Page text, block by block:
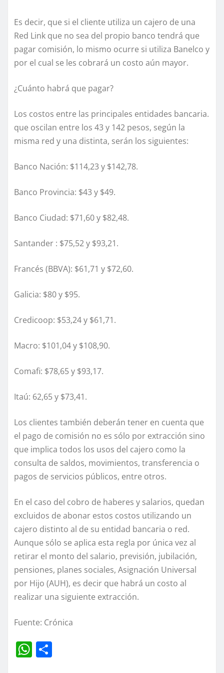
Es decir, que si el cliente utiliza un cajero de una
Red Link que no sea del propio banco tendrá que
pagar comisión, lo mismo ocurre si utiliza Banelco y
por el cual se les cobrará un costo aún mayor.
¿Cuánto habrá que pagar?
Los costos entre las principales entidades bancaria.
que oscilan entre los 43 y 142 pesos, según la
misma red y una distinta, serán los siguientes:
Banco Nación: $114,23 y $142,78.
Banco Provincia: $43 y $49.
Banco Ciudad: $71,60 y $82,48.
Santander : $75,52 y $93,21.
Francés (BBVA): $61,71 y $72,60.
Galicia: $80 y $95.
Credicoop: $53,24 y $61,71.
Macro: $101,04 y $108,90.
Comafi: $78,65 y $93,17.
Itaú: 62,65 y $73,41.
Los clientes también deberán tener en cuenta que
el pago de comisión no es sólo por extracción sino
que implica todos los usos del cajero como la
consulta de saldos, movimientos, transferencia o
pagos de servicios públicos, entre otros.
En el caso del cobro de haberes y salarios, quedan
excluidos de abonar estos costos utilizando un
cajero distinto al de su entidad bancaria o red.
Aunque sólo se aplica esta regla por única vez al
retirar el monto del salario, previsión, jubilación,
pensiones, planes sociales, Asignación Universal
por Hijo (AUH), es decir que habrá un costo al
realizar una siguiente extracción.
Fuente: Crónica
W